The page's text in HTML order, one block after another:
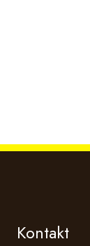
Kontakt